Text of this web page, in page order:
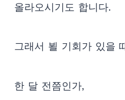
올라오시기도 합니다.
그래서 뵐 기회가 있을
한 달 전쯤인가,